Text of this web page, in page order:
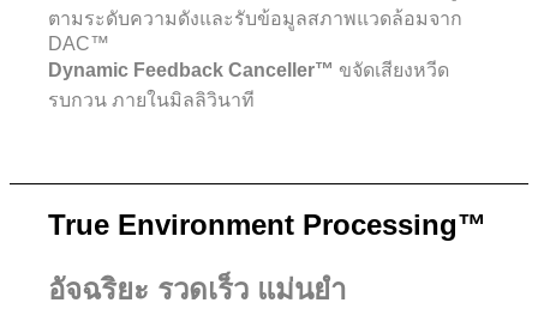
ตามระดับความดังและรับข้อมูลสภาพแวดล้อมจาก
DAC™
Dynamic Feedback Canceller™ ขจัดเสียงหวีด
รบกวน ภายในมิลลิวินาที
True Environment Processing™
อัจฉริยะ รวดเร็ว แม่นยำ